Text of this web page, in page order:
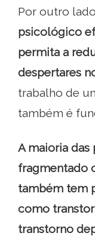
Por outro
psicológico
permita a
despertares
trabalho de
também é
A maioria das
fragmentado
também tem
como
transtorno